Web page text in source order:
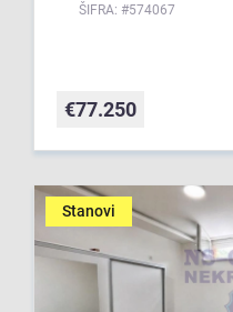
ŠIFRA: #574067
€77.250
Stanovi